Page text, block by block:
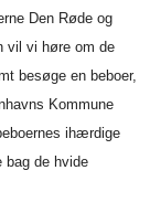
Den Røde og
vil vi høre om de
besøge en beboer,
Kommune
ihærdige
bag de hvide